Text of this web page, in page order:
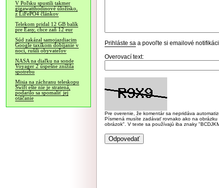
V Poľsku spustili takmer
gigawatthodinové úložisko,
z LiFePO4 článkov
Telekom pridal 12 GB balík
pre Easy, chce zaň 12 eur
Súd zakázal samojazdiacim
Google taxíkom dobíjanie v
noci, rušili obyvateľov
NASA na diaľku na sonde
Voyager 2 úspešne znížila
spotrebu
Misia na záchranu teleskopu
Swift ešte nie je stratená,
podarilo sa spomaliť jej
otáčanie
Prihláste sa a povoľte si emailové
Overovací text:
Pre overenie, že komentár sa nepridáva
Písmená musíte zadávať rovnako ako na
obrázok". V texte sa používajú iba znaky